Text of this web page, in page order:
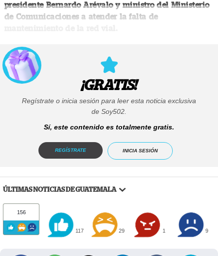
presidente Bernardo Arévalo y ministro del Ministerio
de Comunicaciones a atender la falta de
¡GRATIS!
Regístrate o inicia sesión para leer esta noticia exclusiva
de Soy502.
Sí, este contenido es totalmente gratis.
REGÍSTRATE INICIA SESIÓN
ÚLTIMAS NOTICIAS DE GUATEMALA
156
117 29 1 9